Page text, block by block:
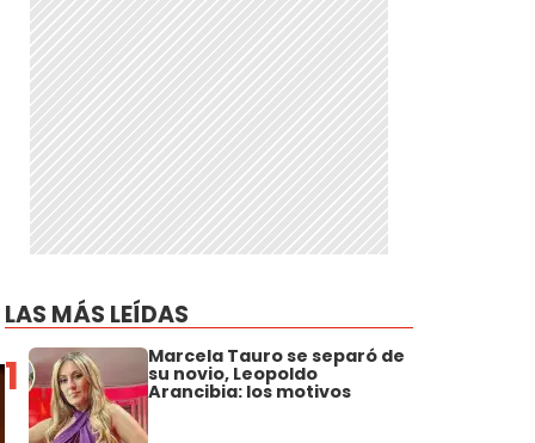
LAS MÁS LEÍDAS
1 Marcela Tauro se separó de
su novio, Leopoldo
Arancibia: los motivos